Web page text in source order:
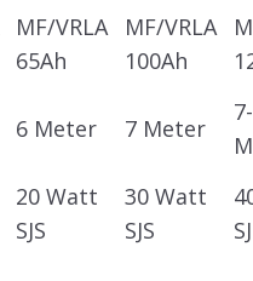
MF/VRLA
65Ah
MF/VRLA
100Ah
6 Meter 7 Meter
20 Watt
SJS
30 Watt
SJS